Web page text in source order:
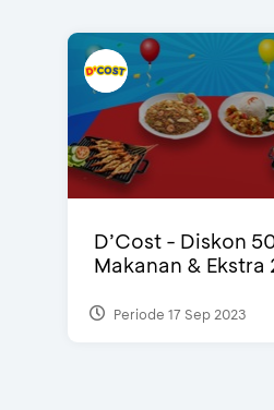
D’Cost - Diskon
Makanan & Ekstra
Periode 17 Sep 2023